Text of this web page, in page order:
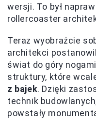
wersji. To był
rollercoaster
Teraz wyobraźcie
architekci
świat do góry
struktury, które
z bajek. Dzięki
technik
powstały